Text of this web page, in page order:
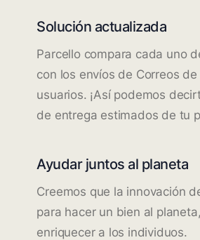
Solución actualizada
Parcello compara cada uno
con los envíos de Correos
usuarios. ¡Así podemos
de entrega estimados de tu
Ayudar juntos al planeta
Creemos que la innovación
para hacer un bien al
enriquecer a los individuos.